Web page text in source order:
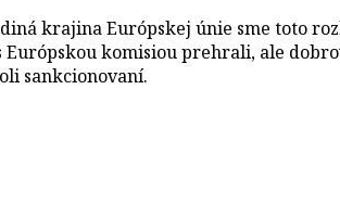
krajina Európskej únie sme toto
komisiou prehrali, ale
sankcionovaní.